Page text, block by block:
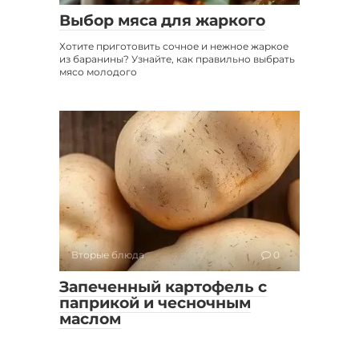
Выбор мяса для жаркого
Хотите приготовить сочное и нежное жаркое
из баранины? Узнайте, как правильно выбрать
мясо молодого
Вторые блюда 0
Запеченный картофель с
паприкой и чесночным
маслом